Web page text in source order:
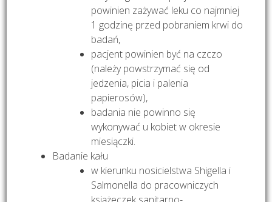
powinien zażywać leku co najmniej
1 godzinę przed pobraniem krwi do
badań,
pacjent powinien być na czczo
(należy powstrzymać się od
jedzenia, picia i palenia
papierosów),
badania nie powinno się
wykonywać u kobiet w okresie
miesiączki.
Badanie kału
w kierunku nosicielstwa Shigella i
Salmonella do pracowniczych